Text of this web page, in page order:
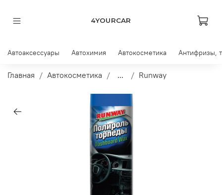
4YOURCAR
Автоаксессуары Автохимия Автокосметика Антифризы,
Главная Автокосметика ... Runway